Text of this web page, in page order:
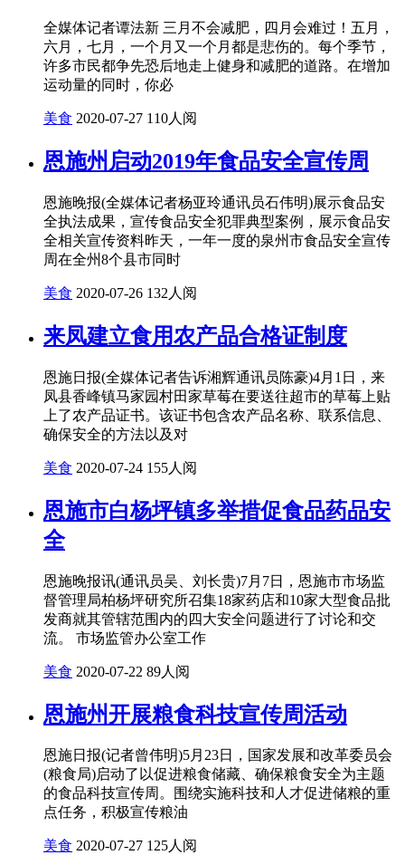
全媒体记者谭法新 三月不会减肥，四月会难过！五月，
六月，七月，一个月又一个月都是悲伤的。每个季节，
许多市民都争先恐后地走上健身和减肥的道路。在增加
运动量的同时，你必
美食 2020-07-27 110人阅
恩施州启动2019年食品安全宣传周
恩施晚报(全媒体记者杨亚玲通讯员石伟明)展示食品安
全执法成果，宣传食品安全犯罪典型案例，展示食品安
全相关宣传资料昨天，一年一度的泉州市食品安全宣传
周在全州8个县市同时
美食 2020-07-26 132人阅
来凤建立食用农产品合格证制度
恩施日报(全媒体记者告诉湘辉通讯员陈豪)4月1日，来
凤县香峰镇马家园村田家草莓在要送往超市的草莓上贴
上了农产品证书。该证书包含农产品名称、联系信息、
确保安全的方法以及对
美食 2020-07-24 155人阅
恩施市白杨坪镇多举措促食品药品安
全
恩施晚报讯(通讯员吴、刘长贵)7月7日，恩施市市场监
督管理局柏杨坪研究所召集18家药店和10家大型食品批
发商就其管辖范围内的四大安全问题进行了讨论和交
流。 市场监管办公室工作
美食 2020-07-22 89人阅
恩施州开展粮食科技宣传周活动
恩施日报(记者曾伟明)5月23日，国家发展和改革委员会
(粮食局)启动了以促进粮食储藏、确保粮食安全为主题
的食品科技宣传周。围绕实施科技和人才促进储粮的重
点任务，积极宣传粮油
美食 2020-07-27 125人阅